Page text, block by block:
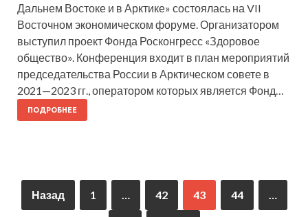
Дальнем Востоке и в Арктике» состоялась на VII
Восточном экономическом форуме. Организатором
выступил проект Фонда Росконгресс «Здоровое
общество». Конференция входит в план мероприятий
председательства России в Арктическом совете в
2021—2023 гг., оператором которых является Фонд…
ПОДРОБНЕЕ
Назад 1 … 42 43 44 …